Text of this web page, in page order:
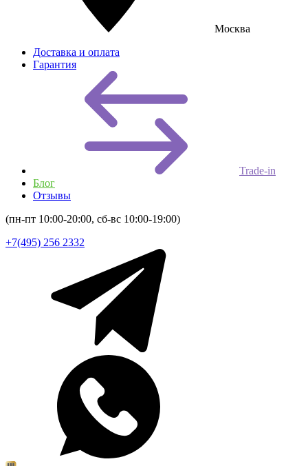
Москва
Доставка и оплата
Гарантия
Trade-in
Блог
Отзывы
(пн-пт 10:00-20:00, сб-вс 10:00-19:00)
+7(495) 256 2332